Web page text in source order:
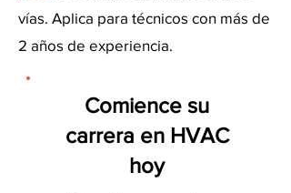
vías. Aplica para técnicos con más de
2 años de experiencia.
Comience su
carrera en HVAC
hoy